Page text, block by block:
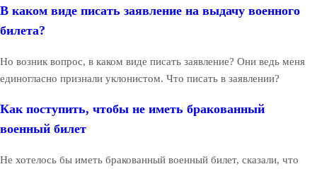
В каком виде писать заявление на выдачу военного
билета?
Но возник вопрос, в каком виде писать заявление? Они ведь меня
единогласно признали уклонистом. Что писать в заявлении?
Как поступить, чтобы не иметь бракованный
военный билет
Не хотелось бы иметь бракованный военный билет, сказали, что